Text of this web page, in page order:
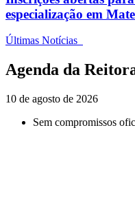
especialização em
Últimas Notícias
Agenda da
10 de agosto de 2026
Sem compromissos